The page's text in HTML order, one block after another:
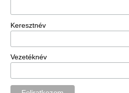
Keresztnév
Vezetéknév